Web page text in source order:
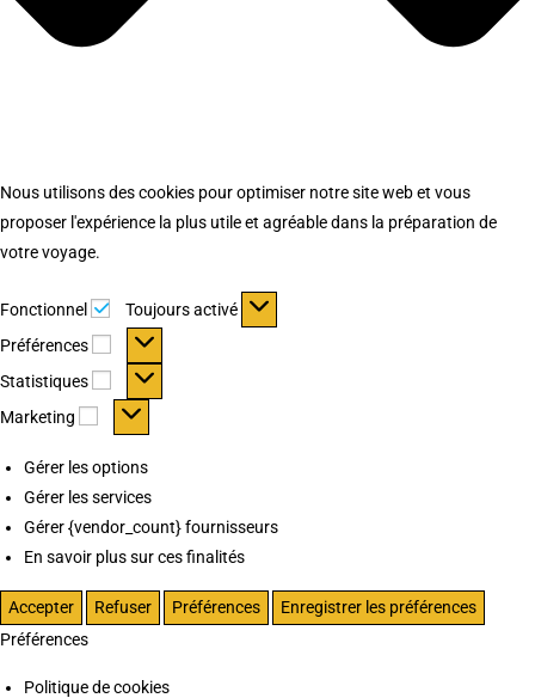
Nous utilisons des cookies pour optimiser notre site web et vous
proposer l'expérience la plus utile et agréable dans la préparation de
votre voyage.
Fonctionnel Fonctionnel
Toujours activé
Préférences
Préférences
Statistiques Statistiques
Marketing Marketing
Gérer les options
Gérer les services
Gérer {vendor_count} fournisseurs
En savoir plus sur ces finalités
Accepter Refuser Préférences
Enregistrer les préférences
Préférences
Politique de cookies